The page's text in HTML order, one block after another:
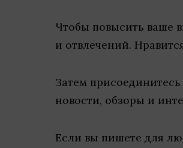
Чтобы повысить ваше
и отвлечений.
Затем
новости, обзоры и
Если вы пишете для